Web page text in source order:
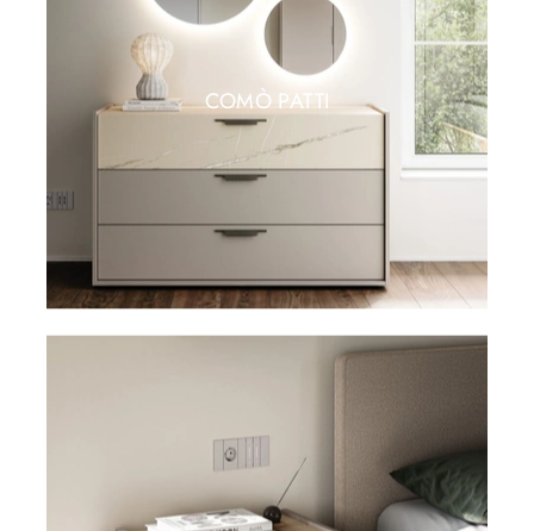
COMÒ PATTI